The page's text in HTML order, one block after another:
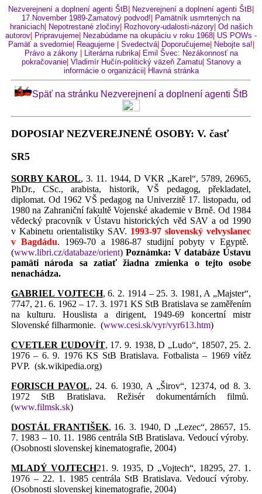
Nezverejnení a doplnení agenti ŠtB Nezverejnení a doplnení agenti ŠtB
17.November 1989-Zamatový podvod!
Pamätník usmrtených na
hraniciach| Nepotrestané zločiny| Rozhovory-udalosti-názory| Od našich
autorov Pripravujeme Nezabúdame na okupáciu v roku 1968 US POWs -
Pamäť a svedomie| Reagujeme Svedectvá| Doporučujeme| Nebojte sa!
Právo a zákony| Literárna rubrika| Emil Švec: Nezákonnosť na
pokračovanie| Vladimír Hučín-politický väzeň Zamatu| Stanovy a
informácie o organizácii
Hlavná stránka
Späť na stránku Nezverejnení a doplnení agenti ŠtB
DOPOSIAľ NEZVEREJNENÉ OSOBY: V. časť
SR5
SORBY KAROL, 3. 11. 1944, D VKR „Karel“, 5789, 26965,
PhDr., CSc., arabista, historik, VŠ pedagog, překladatel,
diplomat. Od 1962 VŠ pedagog na Univerzitě 17. listopadu, od
1980 na Zahraniční fakultě Vojenské akademie v Brně. Od 1984
vědecký pracovník v Ústavu historických věd SAV a od 1990
v Kabinetu orientalistiky SAV. 1993-97 slovenský velvyslanec
v Bagdádu. 1969-70 a 1986-87 studijní pobyty v Egyptě.
(www.libri.cz/databaze/orient)Poznámka: V databáze Ústavu
pamäti národa sa zatiať žiadna zmienka o tejto osobe
nenachádza.
GABRIEL VOJTECH, 6. 2. 1914 – 25. 3. 1981, A „Majster“,
7747, 21. 6. 1962 – 17. 3. 1971 KS StB Bratislava se zaměřením
na kulturu. Houslista a dirigent, 1949-69 koncertní mistr
Slovenské filharmonie. (www.cesi.sk/vyr/vyr613.htm)
CVETLER ĽUDOVÍT, 17. 9. 1938, D „Ludo“, 18507, 25. 2.
1976 – 6. 9. 1976 KS StB Bratislava. Fotbalista – 1969 vítěz
PVP. (sk.wikipedia.org)
FORISCH PAVOL, 24. 6. 1930, A „Širov“, 12374, od 8. 3.
1972 StB Bratislava. Režisér dokumentárních filmů.
(www.filmsk.sk)
DOSTÁL FRANTIŠEK, 16. 3. 1940, D „Lezec“, 28657, 15.
7. 1983 – 10. 11. 1986 centrála StB Bratislava. Vedoucí výroby.
(Osobnosti slovenskej kinematografie, 2004)
MLADÝ VOJTECH21. 9. 1935, D „Vojtech“, 18295, 27. 1.
1976 – 22. 1. 1985 centrála StB Bratislava. Vedoucí výroby.
(Osobnosti slovenskej kinematografie, 2004)